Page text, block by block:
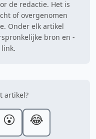
de redactie. Het is
of overgenomen
Onder elk artikel
bron en -
artikel?
😮 😂